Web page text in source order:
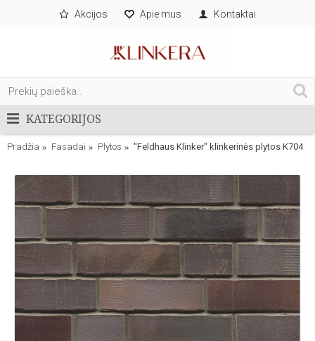
Akcijos Apie mus Kontaktai
KATEGORIJOS
Pradžia Fasadai Plytos "Feldhaus Klinker" klinkerinės plytos K704